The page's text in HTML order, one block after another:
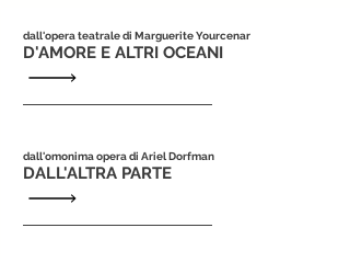
dall'opera teatrale di Marguerite Yourcenar
D'AMORE E ALTRI OCEANI
dall'omonima opera di Ariel Dorfman
DALL'ALTRA PARTE